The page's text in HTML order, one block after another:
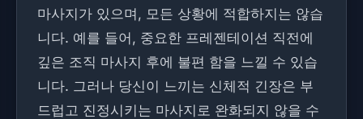
마사지가 있으며, 모든 상황에 적합하지는 않습
니다. 예를 들어, 중요한 프레젠테이션 직전에
깊은 조직 마사지 후에 불편 함을 느낄 수 있습
니다. 그러나 당신이 느끼는 신체적 긴장은 부
드럽고 진정시키는 마사지로 완화되지 않을 수